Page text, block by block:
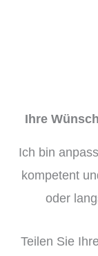
Ihre
Ich bin
kompetent
oder
Teilen Sie